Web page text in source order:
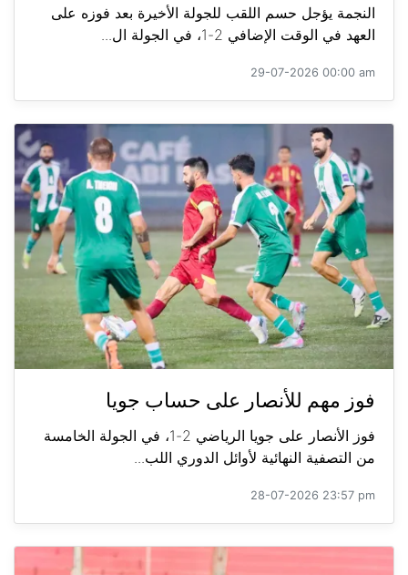
النجمة يؤجل حسم اللقب للجولة الأخيرة بعد فوزه على
العهد في الوقت الإضافي 2-1، في الجولة ال...
29-07-2026 00:00 am
فوز مهم للأنصار على حساب جويا
فوز الأنصار على جويا الرياضي 2-1، في الجولة الخامسة
من التصفية النهائية لأوائل الدوري اللب...
28-07-2026 23:57 pm